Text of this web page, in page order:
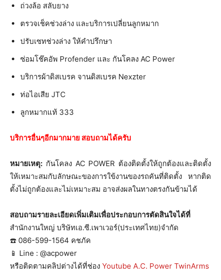
ถ่วงล้อ สลับยาง
ตรวจเช็คช่วงล่าง และบริการเปลี่ยนลูกหมาก
ปรับเซทช่วงล่าง ให้คำปรึกษา
ซ่อมโช๊คอัพ Profender และ กันโคลง AC Power
บริการผ้าดิสเบรค จานดิสเบรค Nexzter
ท่อไอเสีย JTC
ลูกหมากแท้ 333
บริการอื่นๆอีกมากมาย สอบถามได้ครับ
หมายเหตุ: กันโคลง AC POWER ต้องติดตั้งให้ถูกต้องและติดตั้ง
ให้เหมาะสมกับลักษณะของการใข้งานของรถคันที่ติดตั้ง หากติด
ตั้งไม่ถูกต้องและไม่เหมาะสม อาจส่งผลในทางตรงกันข้ามได้
สอบถามรายละเอียดเพิ่มเติมเพื่อประกอบการตัดสินใจได้ที่
สำนักงานใหญ่ บริษัทเอ.ซี.เพาเวอร์(ประเทศไทย)จำกัด
☎️ 086-599-1564 คชภัค
📱 Line : @acpower
หรือติดตามคลิปต่างได้ที่ช่อง Youtube A.C. Power TwinArms